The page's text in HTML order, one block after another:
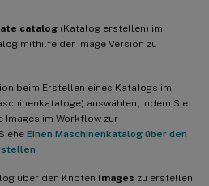
catalog (Katalog erstellen) im
mithilfe der Image-Version zu
beim Erstellen eines Katalogs im
auswählen, indem Sie
im Workflow zur
Einen Maschinenkatalog über den
über den Knoten Images zu erstellen,